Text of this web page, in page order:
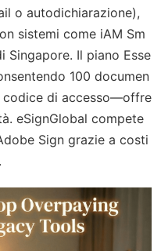
o autodichiarazione),
sistemi come iAM Sm
Singapore. Il piano Esse
100 documen
di accesso—offre
eSignGlobal compete
Sign grazie a costi